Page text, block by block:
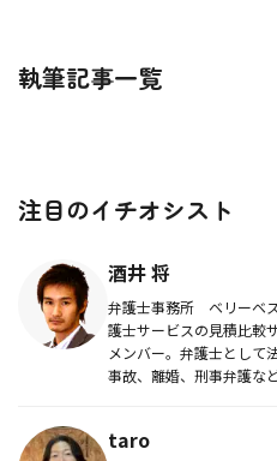
執筆記事一覧
注目のイチオシスト
酒井 将
弁護士事務所 ベリーベ
護士サービスの見積比較
メンバー。弁護士として
事故、離婚、刑事弁護な
taro